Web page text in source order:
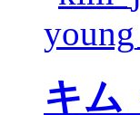
キム